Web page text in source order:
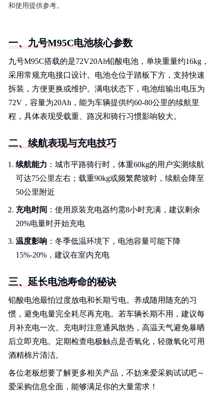
和使用提供参考。
一、九号M95C电池核心参数
九号M95C搭载的是72V20Ah铅酸电池，单块重量约16kg，
采用常规充电接口设计。电池仓位于踏板下方，支持快速
拆装，方便更换或维护。满电状态下，电池组输出电压为
72V，容量为20Ah，能为车辆提供约60-80公里的续航里
程，具体表现受载重、路况和骑行习惯影响较大。
二、续航表现与充电技巧
续航能力 ：城市平路骑行时，体重60kg的用户实测续航
可达75公里左右；载重90kg或频繁爬坡时，续航会降至
50公里附近
充电时间 ：使用原装充电器约需8小时充满，建议剩余
20%电量时开始充电
温度影响 ：冬季低温环境下，电池容量可能下降
15%-20%，建议在室内充电
三、延长电池寿命的秘诀
铅酸电池最怕过度放电和长期亏电。养成随用随充的习
惯，避免电量完全耗尽再充电。若车辆长期不用，建议每
月补充电一次。充电时注意通风散热，高温天气避免暴晒
后立即充电。定期检查电极触点是否氧化，轻微氧化可用
酒精棉片清洁。
各位老板想要了解更多相关产品，不妨来爱采购试试吧～
爱采购信息全面，能够满足你的大量需求！